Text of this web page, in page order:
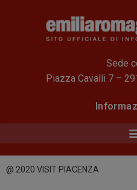
Sede
Piazza Cavalli 7 –
@ 2020 VISIT PIACENZA